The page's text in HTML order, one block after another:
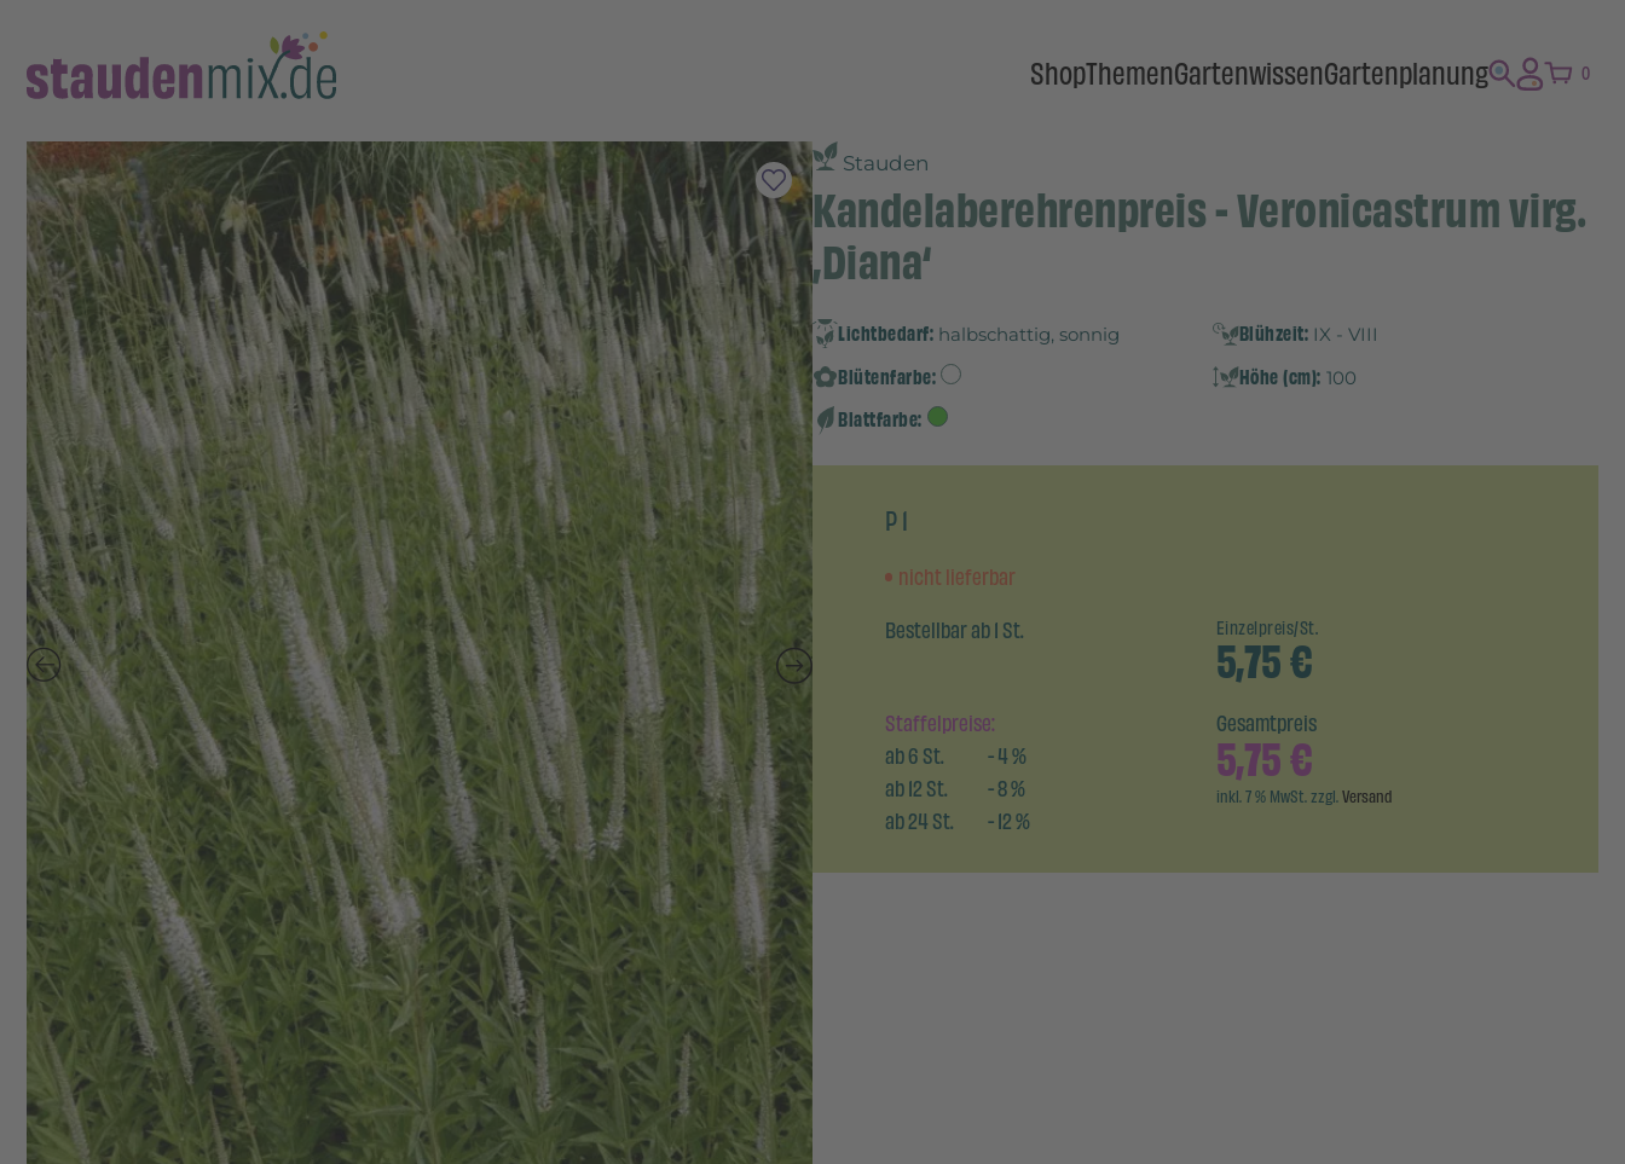
ShopThemenGartenwissenGartenplanung 0
Stauden
Kandelaberehrenpreis - Veronicastrum virg.
‚Diana‘
Lichtbedarf: halbschattig, sonnig Blühzeit: IX - VIII
Blütenfarbe: Höhe (cm): 100
Blattfarbe:
P 1
nicht lieferbar
Bestellbar ab 1 St.
Einzelpreis/St.
5,75€
Staffelpreise:
ab6St. -4%
ab12St. -8%
ab24St. -12%
Gesamtpreis
5,75€
inkl. 7 % MwSt. zzgl.Versand